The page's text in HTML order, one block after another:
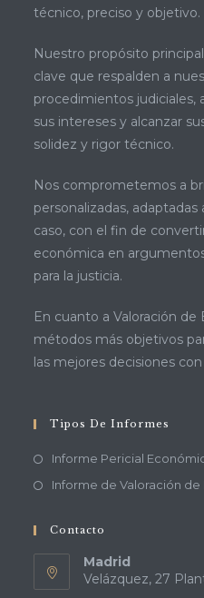
técnico, preciso y objetivo.
Nuestro propósito
clave que respalden a
procedimientos judiciales,
sus intereses y alcanzar
solidez y rigor técnico.
Nos comprometemos a
personalizadas,
caso, con el fin de
económica en
para la justicia.
En cuanto a Valoración
métodos más objetivos
las mejores decisiones
Tipos De Informes
Informe Pericial
Informe de Valoración de
Contacto
Madrid
Velázquez, 27